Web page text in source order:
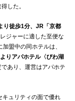
した。
り徒歩1分、JR「京都
ジャーに適した至便な
盟中の同ホテルは、
りアパホテル〈びわ湖
であり、運営はアパホテ
ュリティの面で優れ